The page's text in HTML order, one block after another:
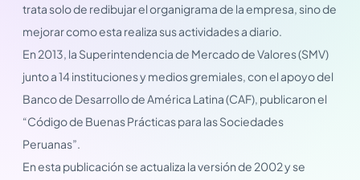
trata solo de redibujar el organigrama de la empresa, sino de
mejorar como esta realiza sus actividades a diario.
En 2013, la Superintendencia de Mercado de Valores (SMV)
junto a 14 instituciones y medios gremiales, con el apoyo del
Banco de Desarrollo de América Latina (CAF), publicaron el
“Código de Buenas Prácticas para las Sociedades
Peruanas”.
En esta publicación se actualiza la versión de 2002 y se